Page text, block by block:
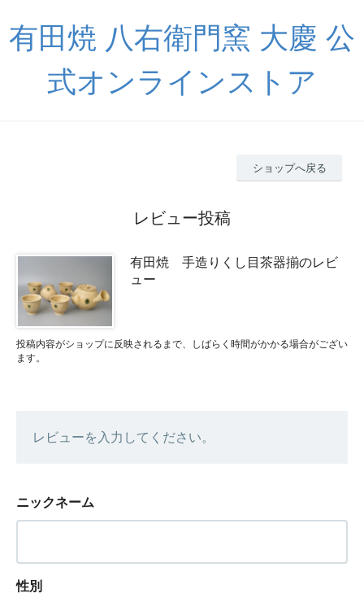
有田焼 八右衛門窯 大慶 公
式オンラインストア
ショップへ戻る
レビュー投稿
有田焼 手造りくし目茶器揃のレビ
ュー
投稿内容がショップに反映されるまで、しばらく時間がかかる場合がござい
ます。
レビューを入力してください。
ニックネーム
性別